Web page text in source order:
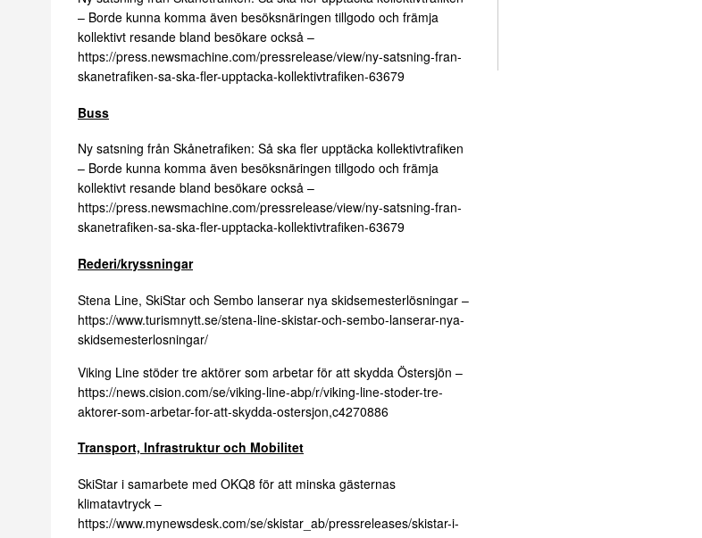
– Borde kunna komma även besöksnäringen tillgodo och främja
kollektivt resande bland besökare också –
https://press.newsmachine.com/pressrelease/view/ny-satsning-fran-
skanetrafiken-sa-ska-fler-upptacka-kollektivtrafiken-63679
Buss
Ny satsning från Skånetrafiken: Så ska fler upptäcka kollektivtrafiken
– Borde kunna komma även besöksnäringen tillgodo och främja
kollektivt resande bland besökare också –
https://press.newsmachine.com/pressrelease/view/ny-satsning-fran-
skanetrafiken-sa-ska-fler-upptacka-kollektivtrafiken-63679
Rederi/kryssningar
Stena Line, SkiStar och Sembo lanserar nya skidsemesterlösningar –
https://www.turismnytt.se/stena-line-skistar-och-sembo-lanserar-nya-
skidsemesterlosningar/
Viking Line stöder tre aktörer som arbetar för att skydda Östersjön –
https://news.cision.com/se/viking-line-abp/r/viking-line-stoder-tre-
aktorer-som-arbetar-for-att-skydda-ostersjon,c4270886
Transport, Infrastruktur och Mobilitet
SkiStar i samarbete med OKQ8 för att minska gästernas
klimatavtryck –
https://www.mynewsdesk.com/se/skistar_ab/pressreleases/skistar-i-